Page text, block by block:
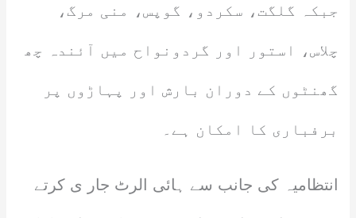
جبکہ گلگت، سکردو، گوپس، منی مرگ،
چلاس، استور اور گردونواح میں آئندہ چھ
گھنٹوں کے دوران بارش اور پہاڑوں پر
برفباری کا امکان ہے۔
انتظامیہ کی جانب سے ہائی الرٹ جار ی کرتے